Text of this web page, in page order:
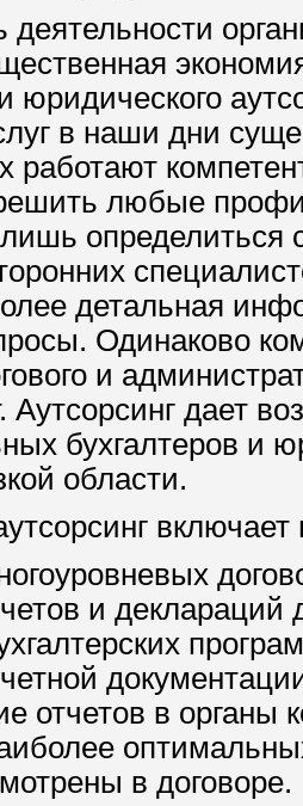
юридического
в наши дни
работают
решить любые
детальная
Одинаково
и
Аутсорсинг дает
бухгалтеров и
области.
включает
и деклараций
отчетов в органы
в договоре.